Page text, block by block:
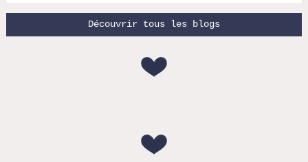
Découvrir tous les blogs